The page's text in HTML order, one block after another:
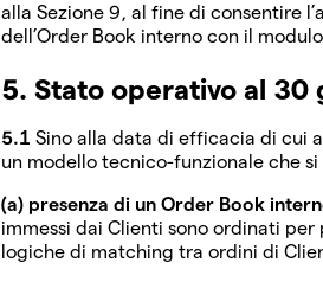
alla Sezione 9, al fine di consentire
dell’Order Book interno con il
5. Stato operativo al 30
5.1 Sino alla data di efficacia di cui
un modello tecnico-funzionale che
(a) presenza di un Order Book
immessi dai Clienti sono ordinati
logiche di matching tra ordini di